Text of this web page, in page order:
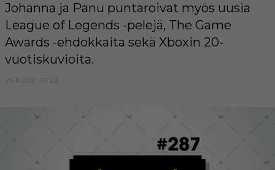
Johanna ja Panu puntaroivat myös uusia
League of Legends -pelejä, The Game
Awards -ehdokkaita sekä Xboxin 20-
vuotiskuvioita.
25.11.2021 10:22